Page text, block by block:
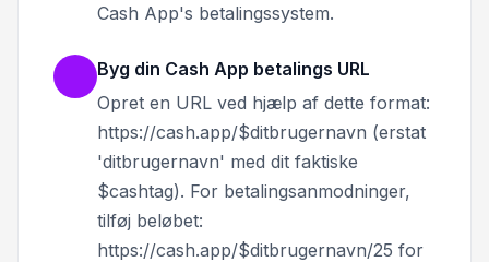
Cash App's betalingssystem.
Byg din Cash App betalings URL
Opret en URL ved hjælp af dette format:
https://cash.app/$ditbrugernavn (erstat
'ditbrugernavn' med dit faktiske
$cashtag). For betalingsanmodninger,
tilføj beløbet:
https://cash.app/$ditbrugernavn/25 for